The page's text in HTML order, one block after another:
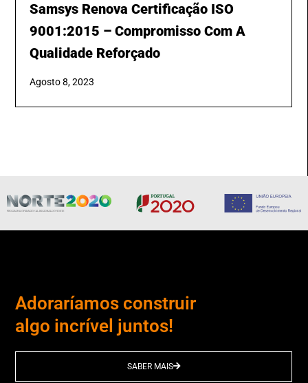
Samsys Renova Certificação ISO
9001:2015 – Compromisso Com A
Qualidade Reforçado
Agosto 8, 2023
Adoraríamos construir
algo incrível juntos!
SABER MAIS